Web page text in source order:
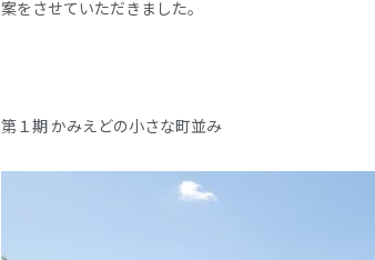
案をさせていただきました。
第１期 かみえどの小さな町並み